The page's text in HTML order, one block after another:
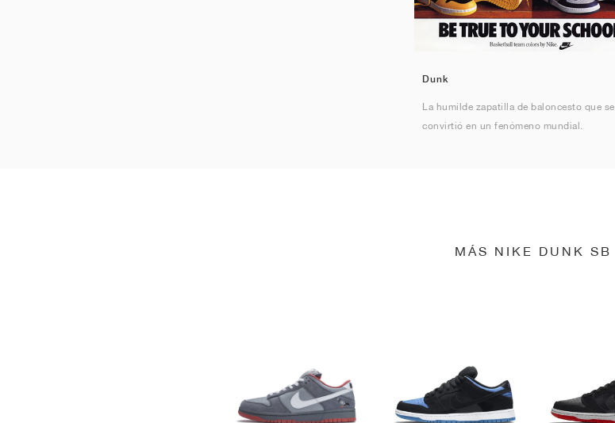
Dunk
La humilde zapatilla de baloncesto que se
convirtió en un fenómeno mundial.
MÁS NIKE DUNK SB